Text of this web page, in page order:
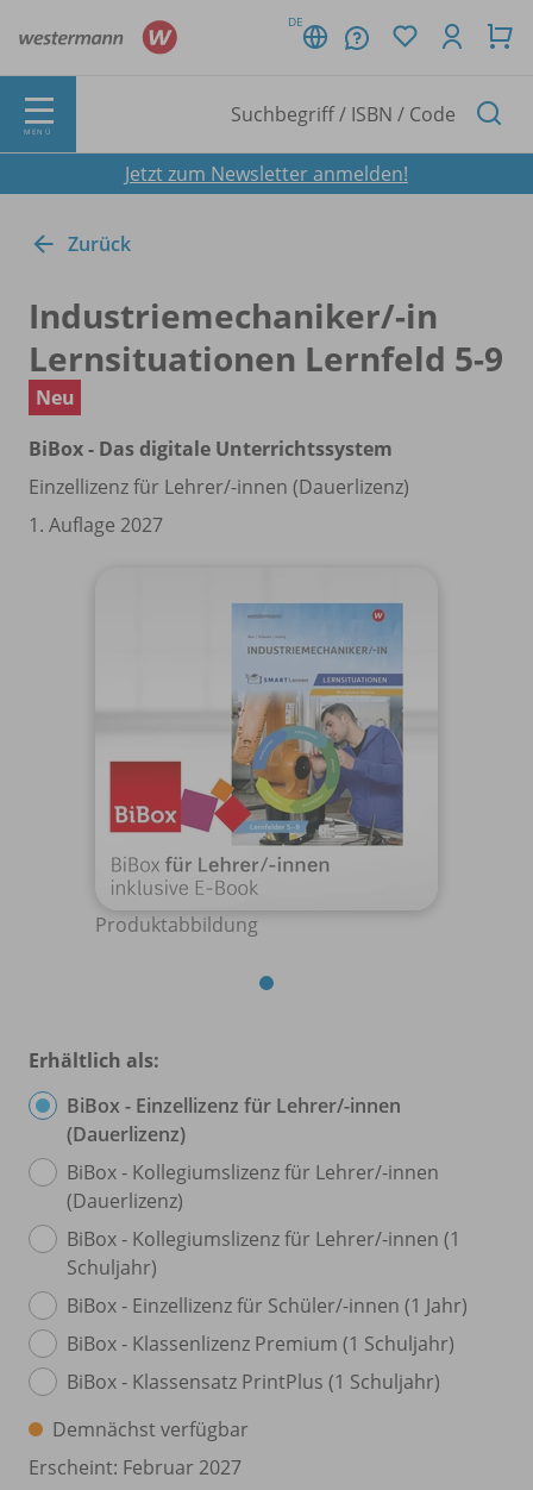
DE
MENÜ
Jetzt zum Newsletter anmelden!
Zurück
Industriemechaniker/-in
Lernsituationen Lernfeld 5-9
Neu
BiBox - Das digitale Unterrichtssystem
Einzellizenz für Lehrer/-innen (Dauerlizenz)
1. Auflage 2027
Produktabbildung
Erhältlich als:
BiBox - Einzellizenz für Lehrer/-innen
(Dauerlizenz)
BiBox - Kollegiumslizenz für Lehrer/-innen
(Dauerlizenz)
BiBox - Kollegiumslizenz für Lehrer/-innen (1
Schuljahr)
BiBox - Einzellizenz für Schüler/-innen (1 Jahr)
BiBox - Klassenlizenz Premium (1 Schuljahr)
BiBox - Klassensatz PrintPlus (1 Schuljahr)
Demnächst verfügbar
Erscheint: Februar 2027